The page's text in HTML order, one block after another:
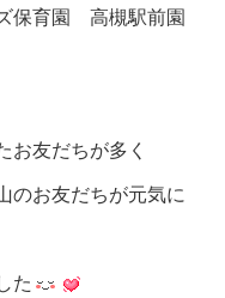
保育園 高槻駅前園
お友だちが多く
のお友だちが元気に
た